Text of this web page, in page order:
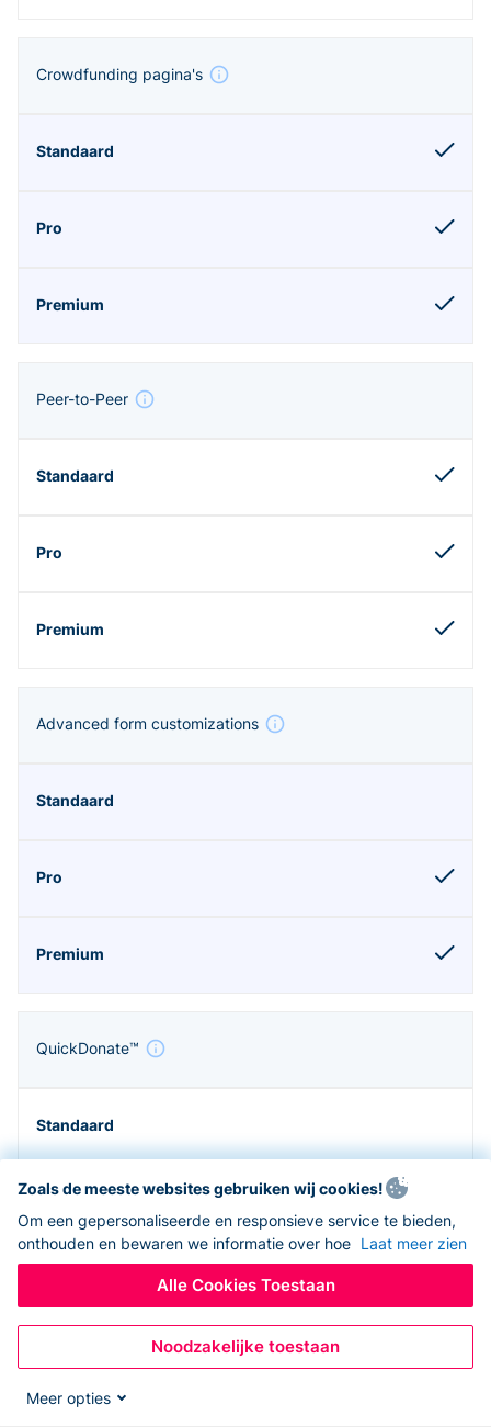
Crowdfunding pagina's
Peer-to-Peer
Advanced form customizations
QuickDonate™
Zapier en API
Zoals de meeste websites gebruiken wij cookies!
Om een gepersonaliseerde en responsieve service te bieden,
onthouden en bewaren we informatie over hoe Laat meer zien
Alle Cookies Toestaan
Noodzakelijke toestaan
Meer opties